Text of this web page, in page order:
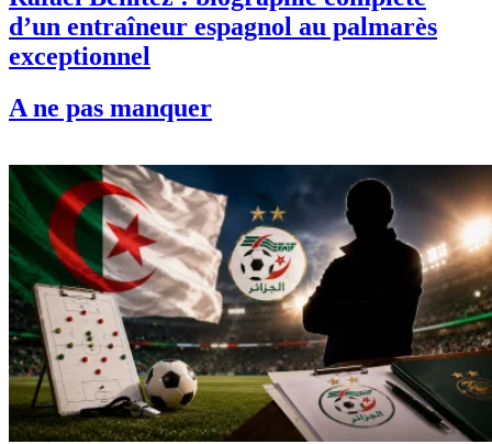
Rafael Benítez : biographie complète
d’un entraîneur espagnol au palmarès
exceptionnel
A ne pas manquer